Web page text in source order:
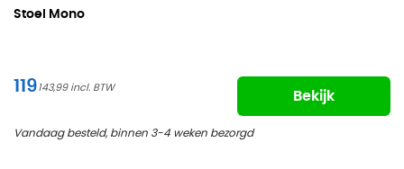
Stoel Mono
119143,99
Bekijk
Vandaag besteld, binnen 3-4 weken bezorgd